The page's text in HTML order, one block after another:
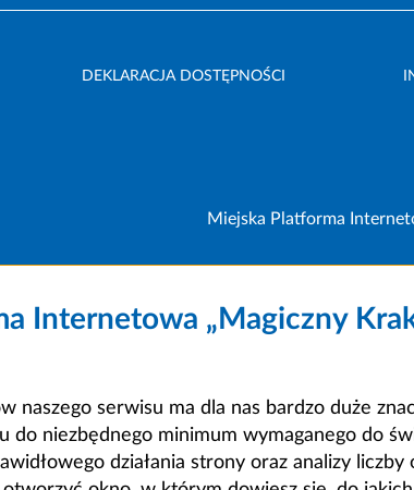
DEKLARACJA DOSTĘPNOŚCI
Miejska Platforma
Internetowa „Magiczny
naszego serwisu ma dla nas bardzo duże
niezbędnego minimum wymaganego do
działania strony oraz analizy